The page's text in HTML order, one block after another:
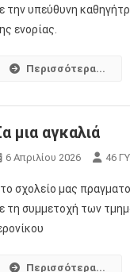
την υπεύθυνη
ενορίας.
Περισσότερα...
μια αγκαλιά
6 Απριλίου 2026 46
σχολείο μας
τη συμμετοχή των
Περισσότερα...